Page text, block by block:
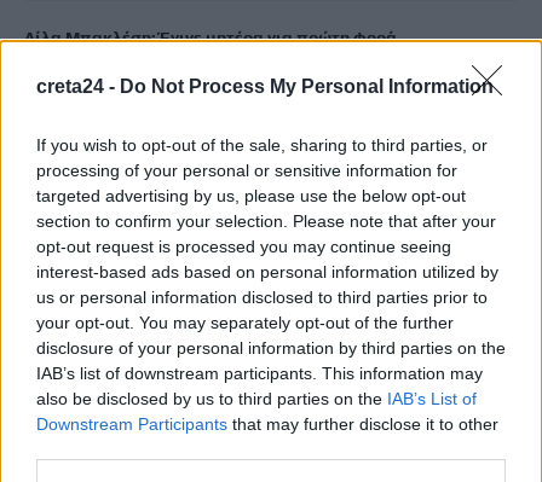
creta24 - Do Not Process My Personal Information
If you wish to opt-out of the sale, sharing to third parties, or
processing of your personal or sensitive information for
targeted advertising by us, please use the below opt-out
section to confirm your selection. Please note that after your
opt-out request is processed you may continue seeing
interest-based ads based on personal information utilized by
us or personal information disclosed to third parties prior to
your opt-out. You may separately opt-out of the further
disclosure of your personal information by third parties on the
IAB’s list of downstream participants. This information may
also be disclosed by us to third parties on the IAB’s List of
Downstream Participants that may further disclose it to other
Λίλα Μπακλέση: Έγινε μητέρα για πρώτη φορά
την Κρήτη – Απορρίπτουν το αίτημα για μόνιμο πυροσβεστικό
ελικόπτερο Erickson»
8 Αυγούστου, 2026
Δύσκολες οι επόμενες ημέρες στην Κρήτη: Ισχυροί άνεμοι έως
9 μποφόρ θα σαρώσουν το νησί – «Καμπανάκι» για τις
πυρκαγιές!
8 Αυγούστου, 2026
Χιλιάδες επισκέπτες κατέκλυσαν το λιμάνι της Άρβης για την